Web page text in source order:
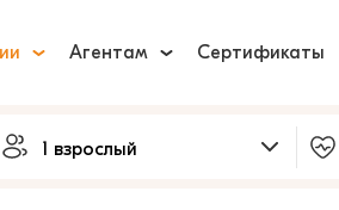
Агентам Сертификаты